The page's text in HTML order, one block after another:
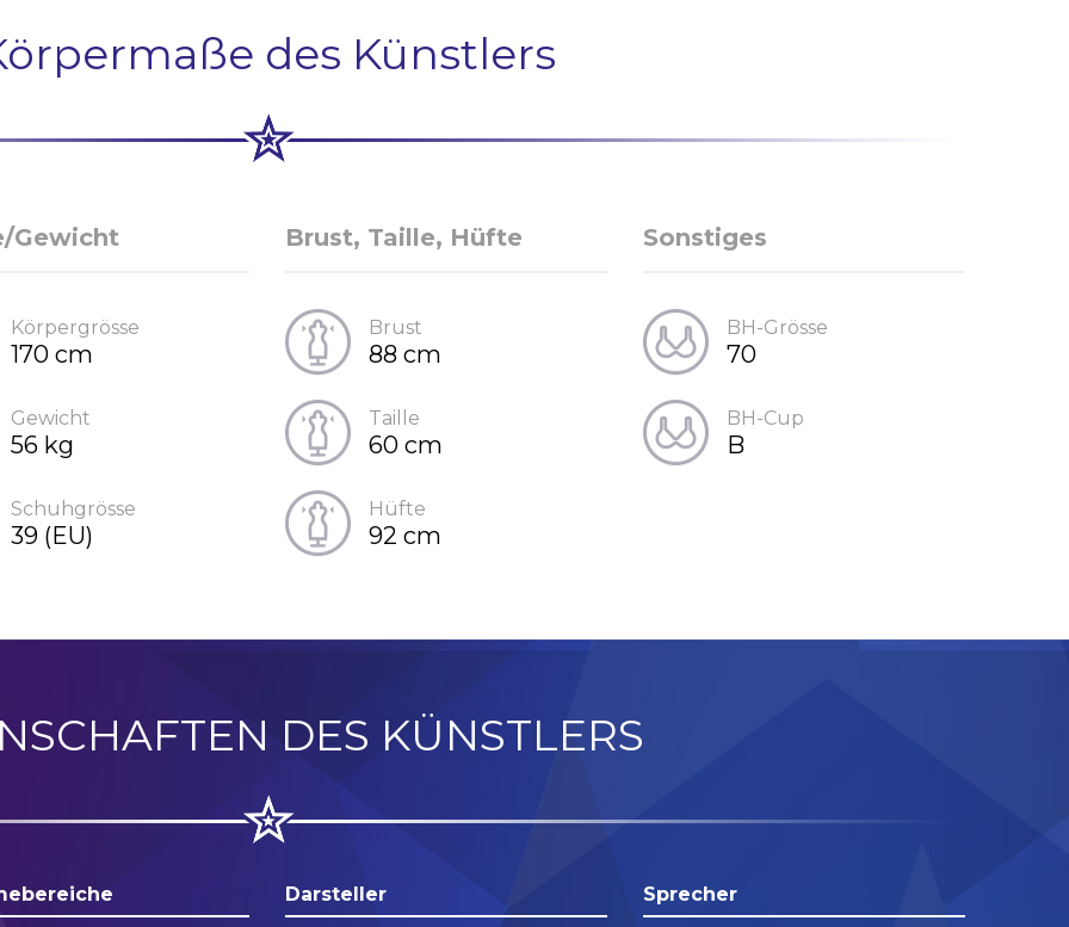
des Künstlers
Gewicht
Körpergrösse
170 cm
Gewicht
56 kg
Schuhgrösse
39 (EU)
Brust, Taille, Hüfte
Brust
88 cm
Taille
60 cm
Hüfte
92 cm
Sonstiges
BH-Grösse
70
BH-Cup
B
DES KÜNSTLERS
Darsteller Sprecher